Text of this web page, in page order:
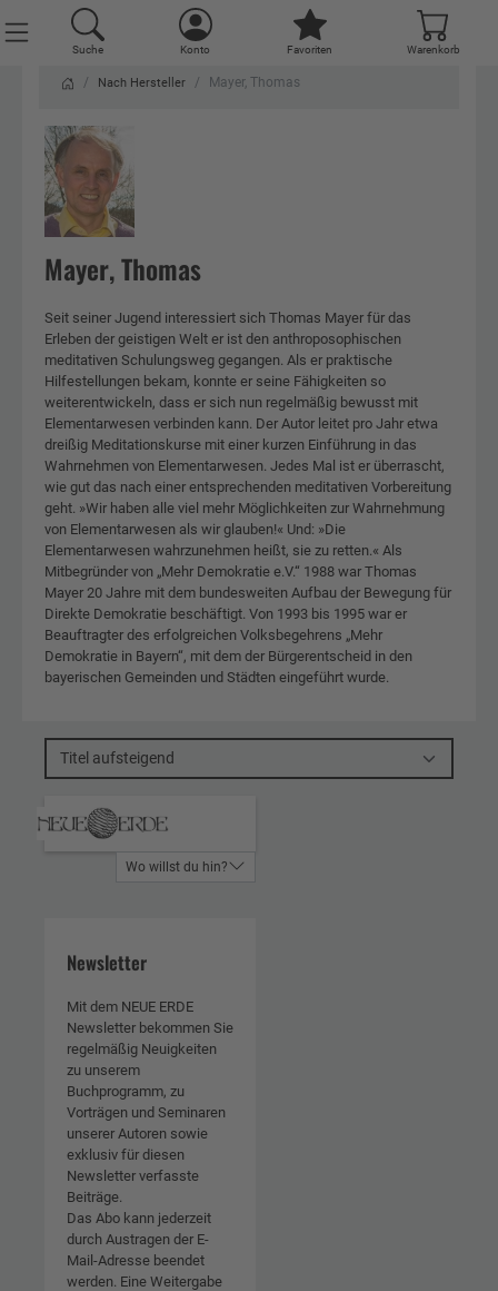
Suche Konto Favoriten Warenkorb
Nach Hersteller Mayer, Thomas
Mayer, Thomas
Seit seiner Jugend interessiert sich Thomas Mayer für das
Erleben der geistigen Welt er ist den anthroposophischen
meditativen Schulungsweg gegangen. Als er praktische
Hilfestellungen bekam, konnte er seine Fähigkeiten so
weiterentwickeln, dass er sich nun regelmäßig bewusst mit
Elementarwesen verbinden kann. Der Autor leitet pro Jahr etwa
dreißig Meditationskurse mit einer kurzen Einführung in das
Wahrnehmen von Elementarwesen. Jedes Mal ist er überrascht,
wie gut das nach einer entsprechenden meditativen Vorbereitung
geht. »Wir haben alle viel mehr Möglichkeiten zur Wahrnehmung
von Elementarwesen als wir glauben!« Und: »Die
Elementarwesen wahrzunehmen heißt, sie zu retten.« Als
Mitbegründer von „Mehr Demokratie e.V.“ 1988 war Thomas
Mayer 20 Jahre mit dem bundesweiten Aufbau der Bewegung für
Direkte Demokratie beschäftigt. Von 1993 bis 1995 war er
Beauftragter des erfolgreichen Volksbegehrens „Mehr
Demokratie in Bayern“, mit dem der Bürgerentscheid in den
bayerischen Gemeinden und Städten eingeführt wurde.
Titel aufsteigend
Suche Konto Favoriten Warenkorb
Wo willst du hin?
Newsletter
Mit dem NEUE ERDE
Newsletter bekommen Sie
regelmäßig Neuigkeiten
zu unserem
Buchprogramm, zu
Vorträgen und Seminaren
unserer Autoren sowie
exklusiv für diesen
Newsletter verfasste
Beiträge.
Das Abo kann jederzeit
durch Austragen der E-
Mail-Adresse beendet
werden. Eine Weitergabe
Suche Konto Favoriten Warenkorb
Suche Konto Favoriten Warenkorb
Suche Konto Favoriten Warenkorb
Suche Konto Favoriten Warenkorb
Suche Konto Favoriten Warenkorb
Suche Konto Favoriten Warenkorb